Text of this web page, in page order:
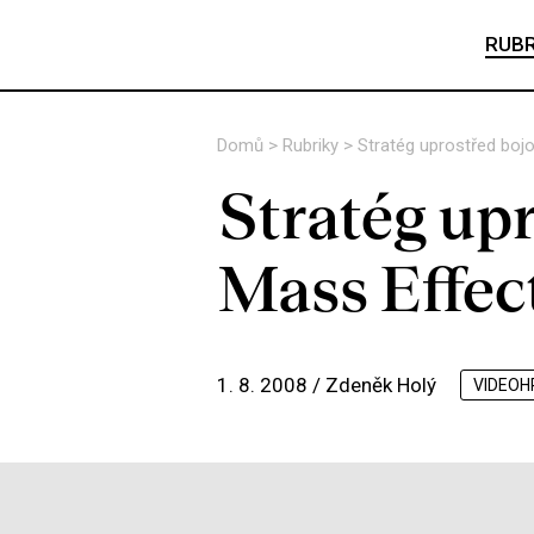
Domů > Rubriky > Stratég uprostřed
Stratég
Mass
1. 8. 2008 / Zdeněk Holý